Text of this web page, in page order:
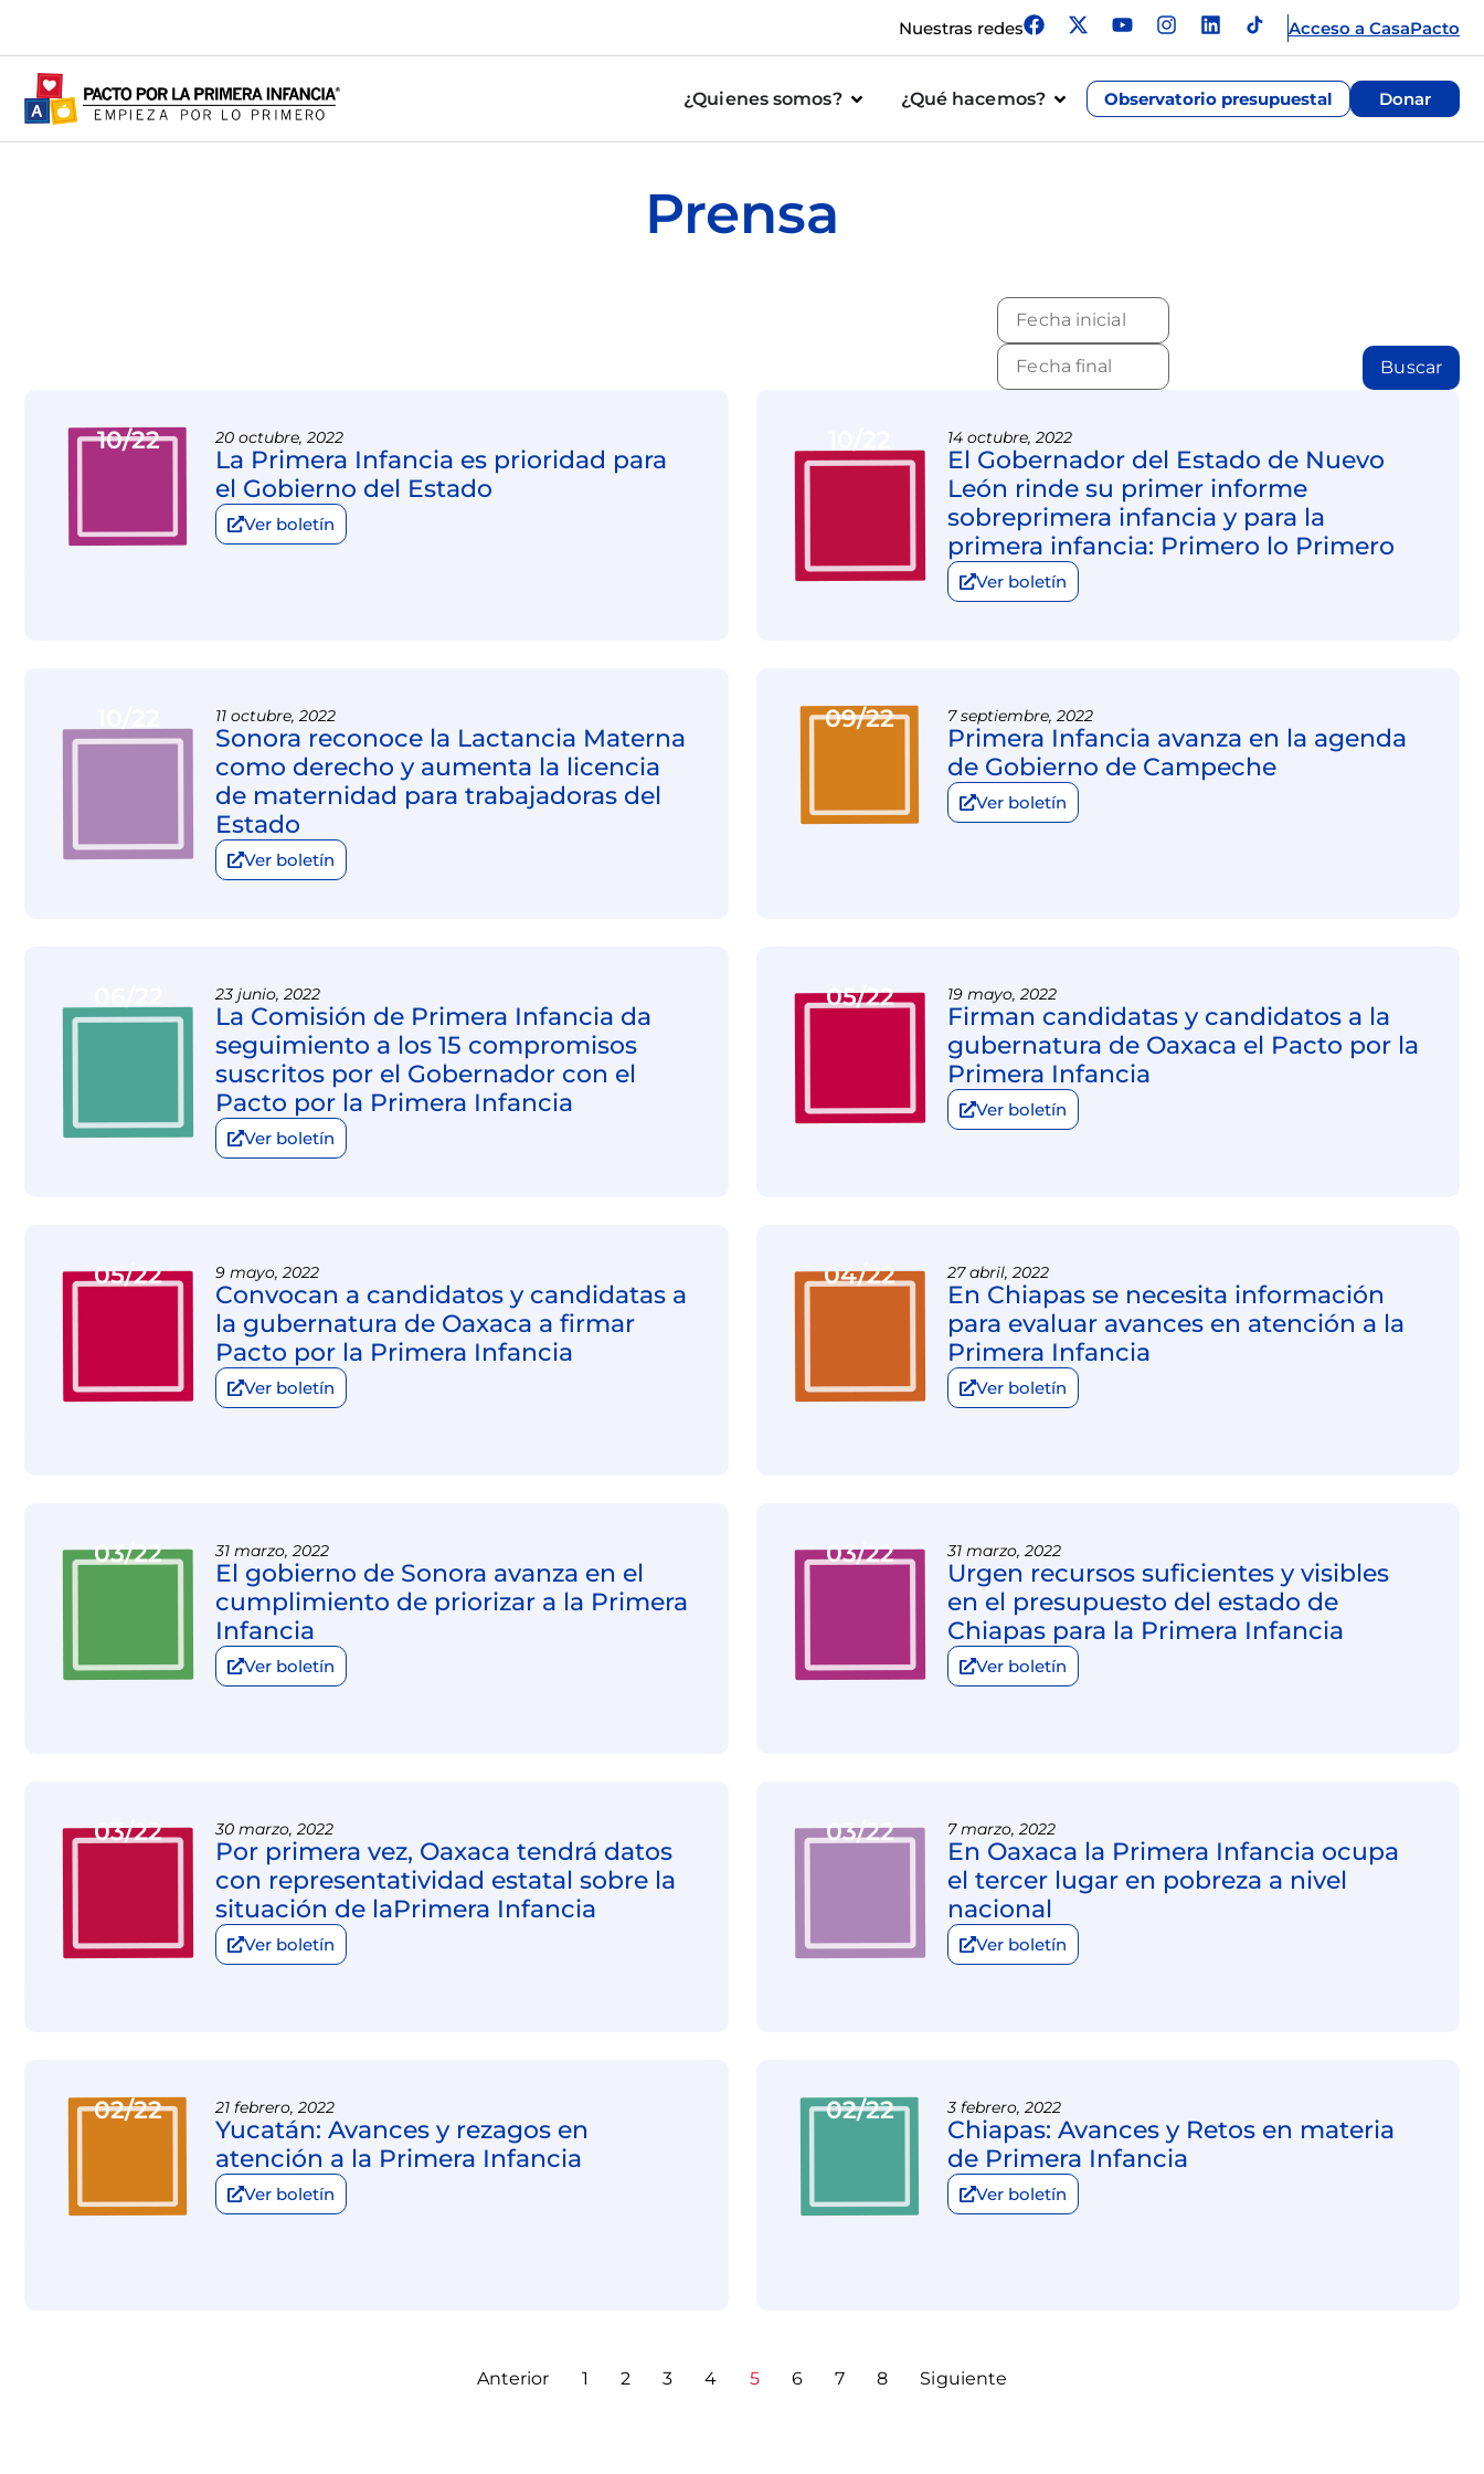
Nuestras redes Acceso a CasaPacto
¿Quienes somos? ¿Qué hacemos? Observatorio presupuestal Donar
Prensa
Buscar
10/22 20 octubre, 2022
La Primera Infancia es prioridad para
el Gobierno del Estado
Ver boletín
14 octubre, 2022
El Gobernador del Estado de Nuevo
León rinde su primer informe
sobreprimera infancia y para la
primera infancia: Primero lo Primero
Ver boletín
11 octubre, 2022
Sonora reconoce la Lactancia Materna
como derecho y aumenta la licencia
de maternidad para trabajadoras del
Estado
Ver boletín
09/22 7 septiembre, 2022
Primera Infancia avanza en la agenda
de Gobierno de Campeche
Ver boletín
23 junio, 2022
La Comisión de Primera Infancia da
seguimiento a los 15 compromisos
suscritos por el Gobernador con el
Pacto por la Primera Infancia
Ver boletín
05/22 19 mayo, 2022
Firman candidatas y candidatos a la
gubernatura de Oaxaca el Pacto por la
Primera Infancia
Ver boletín
05/22 9 mayo, 2022
Convocan a candidatos y candidatas a
la gubernatura de Oaxaca a firmar
Pacto por la Primera Infancia
Ver boletín
04/22 27 abril, 2022
En Chiapas se necesita información
para evaluar avances en atención a la
Primera Infancia
Ver boletín
03/22 31 marzo, 2022
El gobierno de Sonora avanza en el
cumplimiento de priorizar a la Primera
Infancia
Ver boletín
03/22 31 marzo, 2022
Urgen recursos suficientes y visibles
en el presupuesto del estado de
Chiapas para la Primera Infancia
Ver boletín
03/22 30 marzo, 2022
Por primera vez, Oaxaca tendrá datos
con representatividad estatal sobre la
situación de laPrimera Infancia
Ver boletín
03/22 7 marzo, 2022
En Oaxaca la Primera Infancia ocupa
el tercer lugar en pobreza a nivel
nacional
Ver boletín
02/22 21 febrero, 2022
Yucatán: Avances y rezagos en
atención a la Primera Infancia
Ver boletín
02/22 3 febrero, 2022
Chiapas: Avances y Retos en materia
de Primera Infancia
Ver boletín
Anterior 1 2 3 4 5 6 7 8 Siguiente